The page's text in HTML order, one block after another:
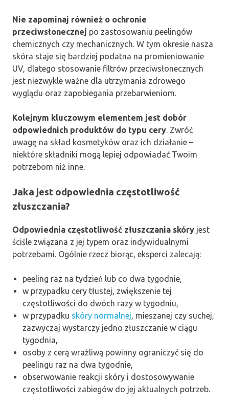
Nie zapominaj również o ochronie
przeciwsłonecznej po zastosowaniu peelingów
chemicznych czy mechanicznych. W tym okresie nasza
skóra staje się bardziej podatna na promieniowanie
UV, dlatego stosowanie filtrów przeciwsłonecznych
jest niezwykle ważne dla utrzymania zdrowego
wyglądu oraz zapobiegania przebarwieniom.
Kolejnym kluczowym elementem jest dobór
odpowiednich produktów do typu cery. Zwróć
uwagę na skład kosmetyków oraz ich działanie –
niektóre składniki mogą lepiej odpowiadać Twoim
potrzebom niż inne.
Jaka jest odpowiednia częstotliwość
złuszczania?
Odpowiednia częstotliwość złuszczania skóry jest
ściśle związana z jej typem oraz indywidualnymi
potrzebami. Ogólnie rzecz biorąc, eksperci zalecają:
peeling raz na tydzień lub co dwa tygodnie,
w przypadku cery tłustej, zwiększenie tej
częstotliwości do dwóch razy w tygodniu,
w przypadku skóry normalnej , mieszanej czy suchej,
zazwyczaj wystarczy jedno złuszczanie w ciągu
tygodnia,
osoby z cerą wrażliwą powinny ograniczyć się do
peelingu raz na dwa tygodnie,
obserwowanie reakcji skóry i dostosowywanie
częstotliwości zabiegów do jej aktualnych potrzeb.